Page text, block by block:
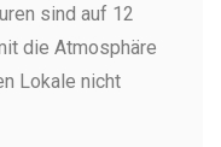
sind auf 12
die Atmosphäre
Lokale nicht